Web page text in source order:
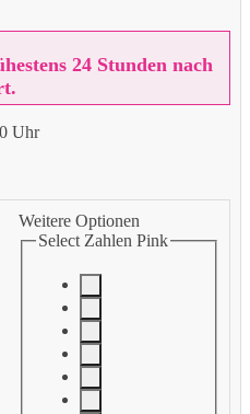
24 Stunden nach
Uhr
Weitere Optionen
Select Zahlen Pink